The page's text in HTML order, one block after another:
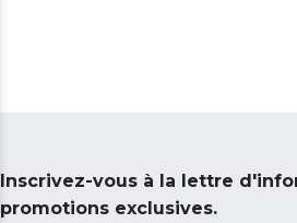
Inscrivez-vous à la lettre
promotions exclusives.